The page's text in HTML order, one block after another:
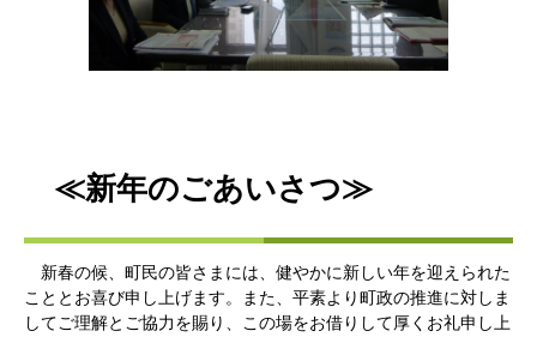
≪新年のごあいさつ≫​
新春の候、町民の皆さまには、健やかに新しい年を迎えられた
こととお喜び申し上げます。また、平素より町政の推進に対しま
してご理解とご協力を賜り、この場をお借りして厚くお礼申し上